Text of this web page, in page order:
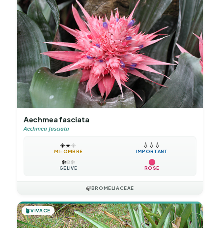
Aechmea fasciata
Aechmea fasciata
☀️☀️☀️
MI-OMBRE
💧 💧 💧
IMPORTANT
❄️❄️❄️
GÉLIVE ROSE
🍃BROMELIACEAE
🪴VIVACE